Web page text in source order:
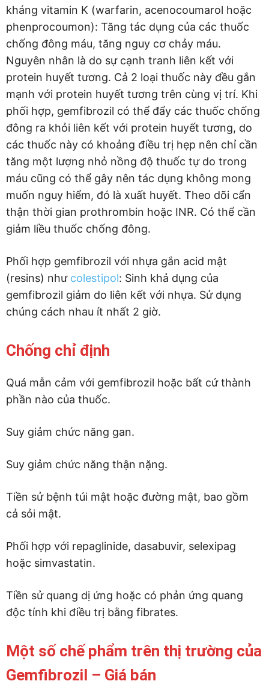
kháng vitamin K (warfarin, acenocoumarol hoặc
phenprocoumon): Tăng tác dụng của các thuốc
chống đông máu, tăng nguy cơ chảy máu.
Nguyên nhân là do sự cạnh tranh liên kết với
protein huyết tương. Cả 2 loại thuốc này đều gắn
mạnh với protein huyết tương trên cùng vị trí. Khi
phối hợp, gemfibrozil có thể đẩy các thuốc chống
đông ra khỏi liên kết với protein huyết tương, do
các thuốc này có khoảng điều trị hẹp nên chỉ cần
tăng một lượng nhỏ nồng độ thuốc tự do trong
máu cũng có thể gây nên tác dụng không mong
muốn nguy hiểm, đó là xuất huyết. Theo dõi cẩn
thận thời gian prothrombin hoặc INR. Có thể cần
giảm liều thuốc chống đông.
Phối hợp gemfibrozil với nhựa gắn acid mật
(resins) như colestipol: Sinh khả dụng của
gemfibrozil giảm do liên kết với nhựa. Sử dụng
chúng cách nhau ít nhất 2 giờ.
Chống chỉ định
Quá mẫn cảm với gemfibrozil hoặc bất cứ thành
phần nào của thuốc.
Suy giảm chức năng gan.
Suy giảm chức năng thận nặng.
Tiền sử bệnh túi mật hoặc đường mật, bao gồm
cả sỏi mật.
Phối hợp với repaglinide, dasabuvir, selexipag
hoặc simvastatin.
Tiền sử quang dị ứng hoặc có phản ứng quang
độc tính khi điều trị bằng fibrates.
Một số chế phẩm trên thị trường của
Gemfibrozil – Giá bán